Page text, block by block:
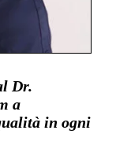
Dr.
a
in ogni